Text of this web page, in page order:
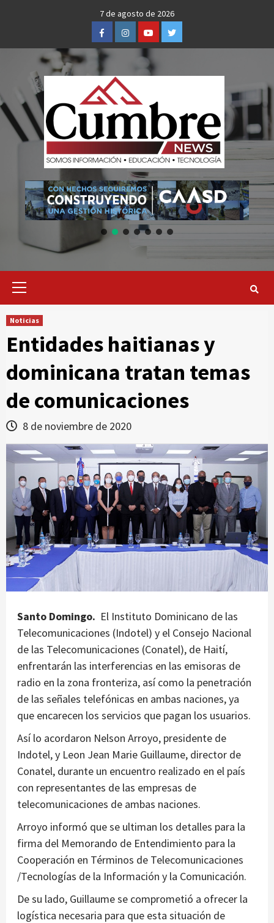
7 de agosto de 2026
FacebookInstagramYoutubeTwitter
Primary
Noticias
Entidades haitianas y
dominicana tratan temas
de comunicaciones
8 de noviembre de 2020
Santo Domingo. El Instituto Dominicano de las
Telecomunicaciones (Indotel) y el Consejo Nacional
de las Telecomunicaciones (Conatel), de Haití,
enfrentarán las interferencias en las emisoras de
radio en la zona fronteriza, así como la penetración
de las señales telefónicas en ambas naciones, ya
que encarecen los servicios que pagan los usuarios.
Así lo acordaron Nelson Arroyo, presidente de
Indotel, y Leon Jean Marie Guillaume, director de
Conatel, durante un encuentro realizado en el país
con representantes de las empresas de
telecomunicaciones de ambas naciones.
Arroyo informó que se ultiman los detalles para la
firma del Memorando de Entendimiento para la
Cooperación en Términos de Telecomunicaciones
/Tecnologías de la Información y la Comunicación.
De su lado, Guillaume se comprometió a ofrecer la
logística necesaria para que esta situación de